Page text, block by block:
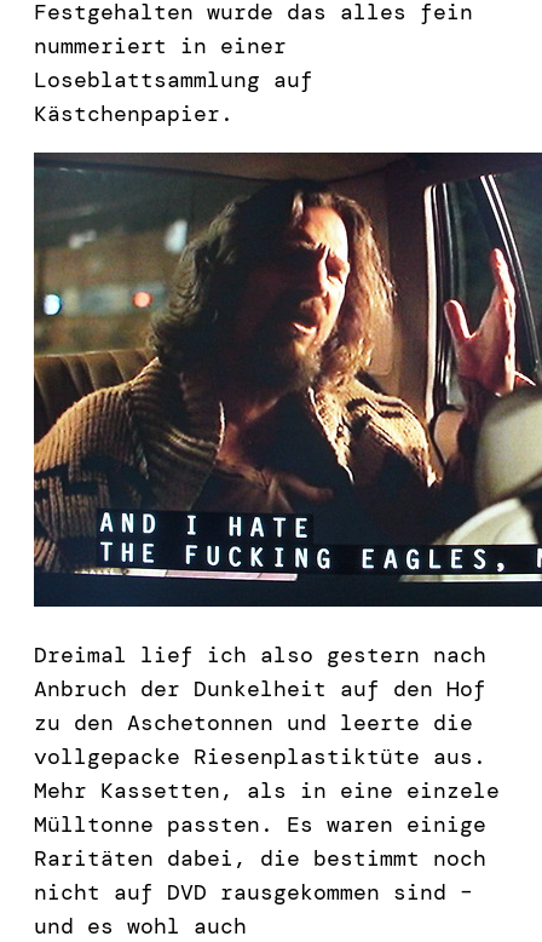
Festgehalten wurde das alles fein
nummeriert in einer
Loseblattsammlung auf
Kästchenpapier.
Dreimal lief ich also gestern nach
Anbruch der Dunkelheit auf den Hof
zu den Aschetonnen und leerte die
vollgepacke Riesenplastiktüte aus.
Mehr Kassetten, als in eine einzele
Mülltonne passten. Es waren einige
Raritäten dabei, die bestimmt noch
nicht auf DVD rausgekommen sind –
und es wohl auch